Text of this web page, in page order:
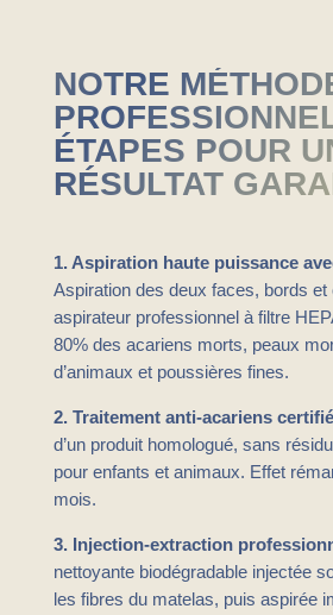
NOTRE
ÉTAPES POUR
RÉSULTAT
1. Aspiration haute puissance
Aspiration des deux faces, bords et
aspirateur professionnel à filtre
80% des acariens morts, peaux
d’animaux et poussières fines.
2. Traitement anti-acariens certifié
d’un produit homologué, sans
pour enfants et animaux. Effet
mois.
3. Injection-extraction
nettoyante biodégradable injectée
les fibres du matelas, puis aspirée